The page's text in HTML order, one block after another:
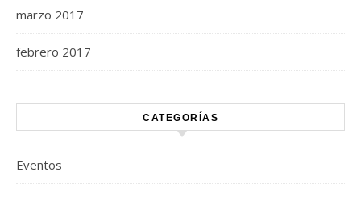
marzo 2017
febrero 2017
CATEGORÍAS
Eventos